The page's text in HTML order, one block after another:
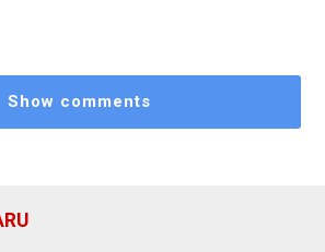
Show comments